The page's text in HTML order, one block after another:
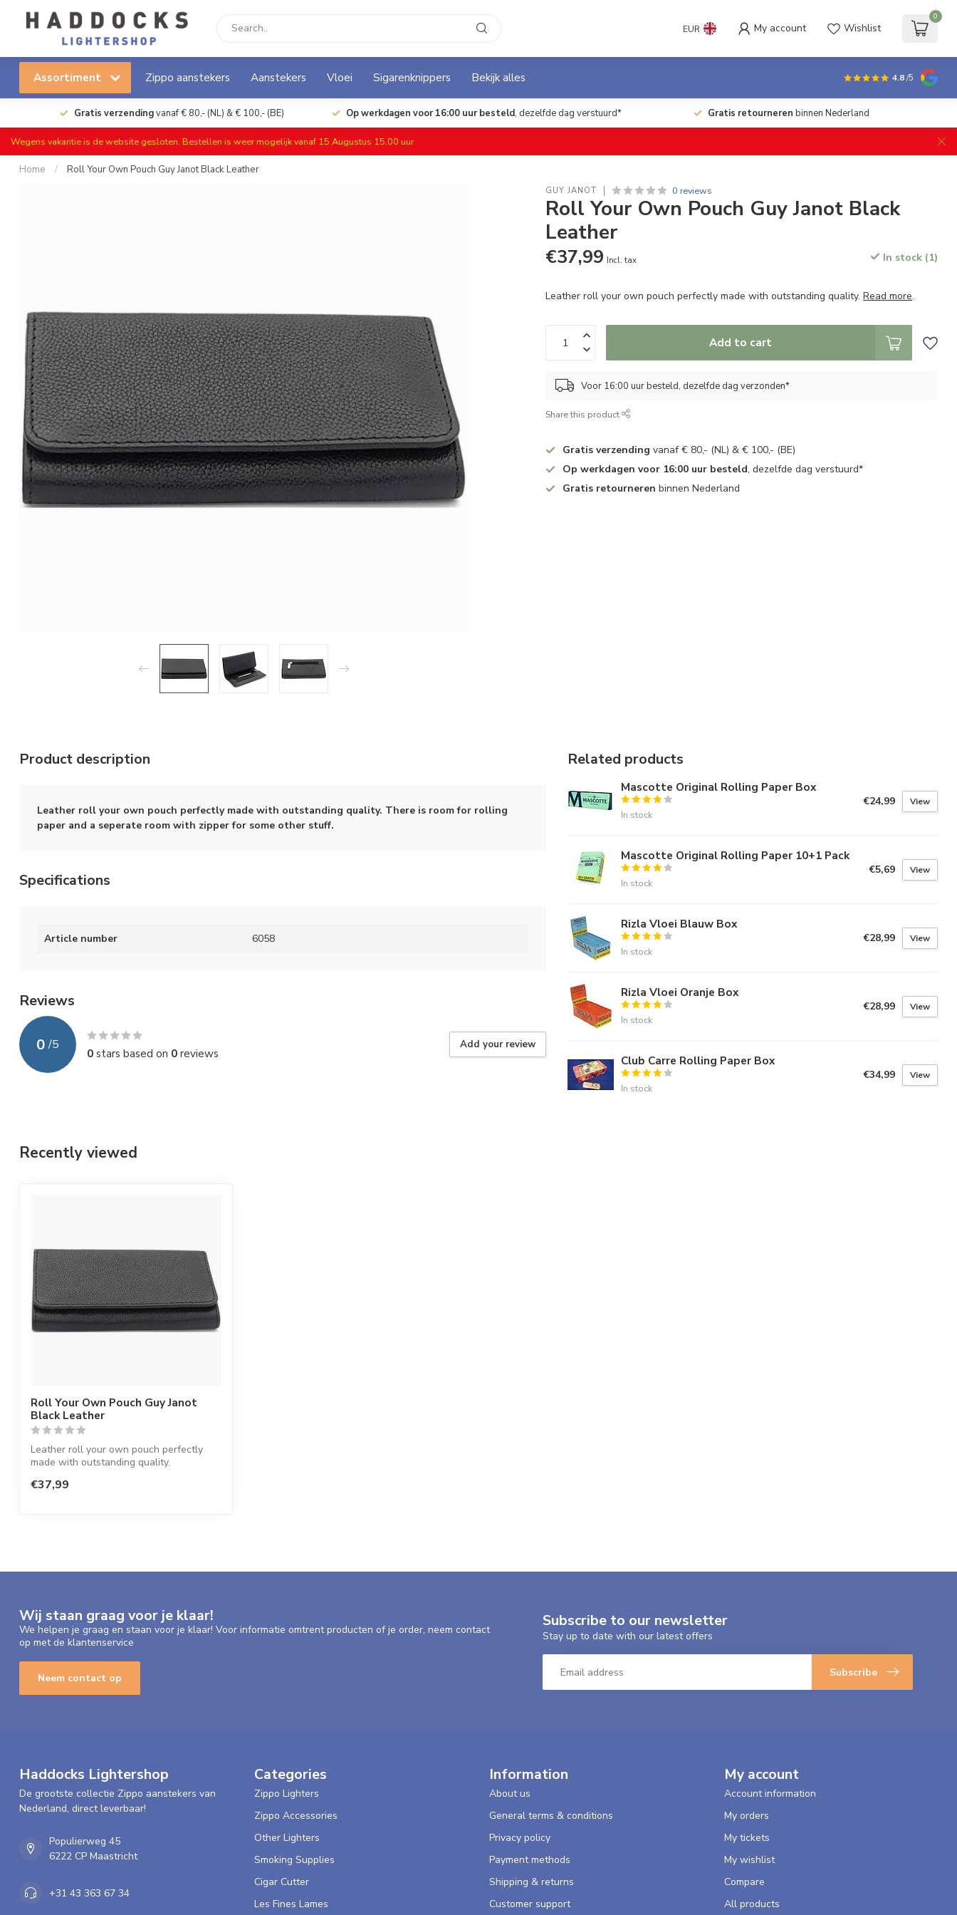
EUR My account Wishlist
0
Assortiment Zippo aanstekers Aanstekers Vloei Sigarenknippers Bekijk alles 4.8/5
Gratis verzendingvanaf € 80,- (NL) & € 100,- (BE) Op werkdagen voor 16:00 uur besteld, dezelfde dag verstuurd* Gratis retourneren binnen Nederland
Wegens vakantie is de website gesloten. Bestellen is weer mogelijk vanaf 15 Augustus 15.00 uur
Home / Roll Your Own Pouch Guy Janot Black Leather
GUY JANOT 0 reviews
Roll Your Own Pouch Guy Janot Black
Leather
€37,99 Incl. tax In stock (1)
Leather roll your own pouch perfectly made with outstanding quality.Read more.
Add to cart
Voor 16:00 uur besteld, dezelfde dag verzonden*
Share this product
Gratis verzendingvanaf € 80,- (NL) & € 100,- (BE)
Op werkdagen voor 16:00 uur besteld, dezelfde dag verstuurd*
Gratis retourneren binnen Nederland
Product description
Leather roll your own pouch perfectly made with outstanding quality. There is room for rolling
paper and a seperate room with zipper for some other stuff.
Specifications
Article number 6058
Reviews
0 /5
0stars based on 0reviews
Add your review
Related products
Mascotte Original Rolling Paper Box
In stock
€24,99 View
Mascotte Original Rolling Paper 10+1 Pack
In stock
€5,69 View
Rizla Vloei Blauw Box
In stock
€28,99 View
Rizla Vloei Oranje Box
In stock
€28,99 View
Club Carre Rolling Paper Box
In stock
€34,99 View
Recently viewed
Roll Your Own Pouch Guy Janot
Black Leather
Leather roll your own pouch perfectly
made with outstanding quality.
€37,99
Wij staan graag voor je klaar!
We helpen je graag en staan voor je klaar! Voor informatie omtrent producten of je order, neem contact
op met de klantenservice
Neem contact op
Subscribe to our newsletter
Stay up to date with our latest offers
Subscribe
Haddocks Lightershop
De grootste collectie Zippo aanstekers van
Nederland, direct leverbaar!
Populierweg 45
6222 CP Maastricht
+31 43 363 67 34
Categories
Zippo Lighters
Zippo Accessories
Other Lighters
Smoking Supplies
Cigar Cutter
Les Fines Lames
Information
About us
General terms & conditions
Privacy policy
Payment methods
Shipping & returns
Customer support
My account
Account information
My orders
My tickets
My wishlist
Compare
All products